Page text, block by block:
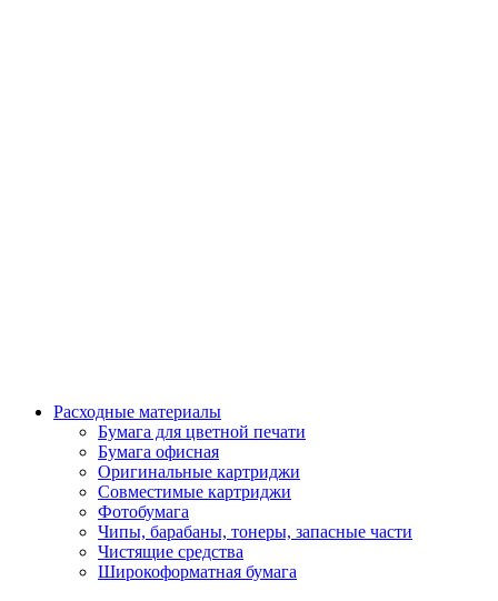
Расходные материалы
Бумага для цветной печати
Бумага офисная
Оригинальные картриджи
Совместимые картриджи
Фотобумага
Чипы, барабаны, тонеры, запасные части
Чистящие средства
Широкоформатная бумага